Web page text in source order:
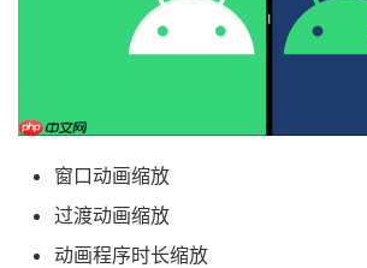
窗口动画缩放
过渡动画缩放
动画程序时长缩放